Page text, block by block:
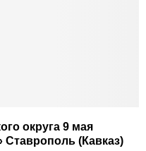
округа 9 мая
(Кавказ)